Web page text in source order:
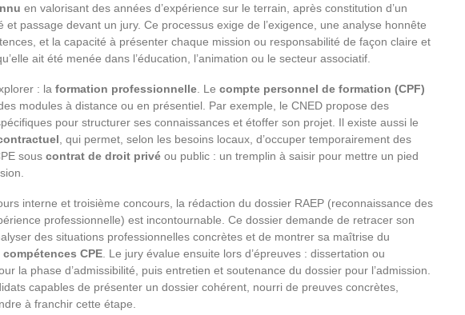
en valorisant des années d’expérience sur le terrain, après constitution d’un
et passage devant un jury. Ce processus exige de l’exigence, une analyse honnête
et la capacité à présenter chaque mission ou responsabilité de façon claire et
ait été menée dans l’éducation, l’animation ou le secteur associatif.
: la formation professionnelle . Le compte personnel de formation (CPF)
modules à distance ou en présentiel. Par exemple, le CNED propose des
pour structurer ses connaissances et étoffer son projet. Il existe aussi le
, qui permet, selon les besoins locaux, d’occuper temporairement des
sous contrat de droit privé ou public : un tremplin à saisir pour mettre un pied
interne et troisième concours, la rédaction du dossier RAEP (reconnaissance des
professionnelle) est incontournable. Ce dossier demande de retracer son
des situations professionnelles concrètes et de montrer sa maîtrise du
CPE . Le jury évalue ensuite lors d’épreuves : dissertation ou
la phase d’admissibilité, puis entretien et soutenance du dossier pour l’admission.
capables de présenter un dossier cohérent, nourri de preuves concrètes,
à franchir cette étape.